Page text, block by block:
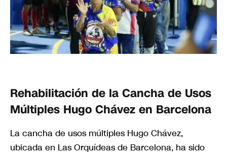
Rehabilitación de la Cancha de Usos
Múltiples Hugo Chávez en Barcelona
La cancha de usos múltiples Hugo Chávez,
ubicada en Las Orquídeas de Barcelona, ha sido